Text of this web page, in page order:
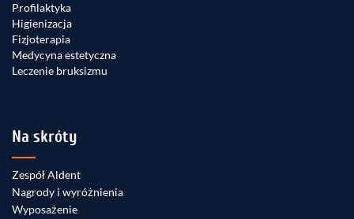
Profilaktyka
Higienizacja
Fizjoterapia
Medycyna estetyczna
Leczenie bruksizmu
Na skróty
Zespół Aldent
Nagrody i wyróżnienia
Wyposażenie